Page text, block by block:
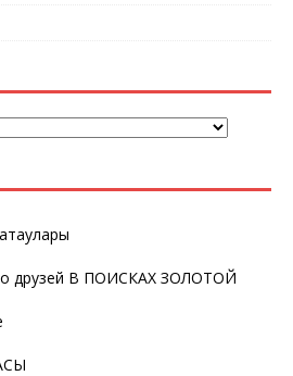
друзей В ПОИСКАХ ЗОЛОТОЙ